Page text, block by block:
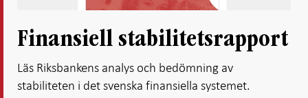
Finansiell stabilitetsrapport
Läs Riksbankens analys och bedömning av
stabiliteten i det svenska finansiella systemet.